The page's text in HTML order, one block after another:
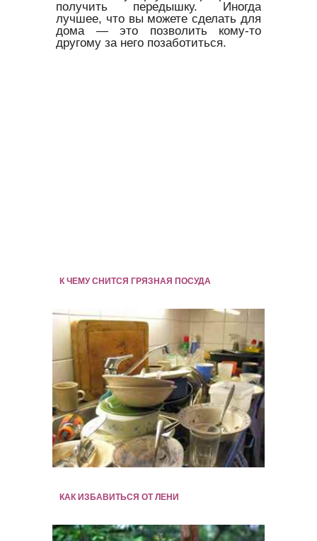
получить передышку. Иногда
лучшее, что вы можете сделать для
дома — это позволить кому-то
другому за него позаботиться.
К ЧЕМУ СНИТСЯ ГРЯЗНАЯ ПОСУДА
КАК ИЗБАВИТЬСЯ ОТ ЛЕНИ